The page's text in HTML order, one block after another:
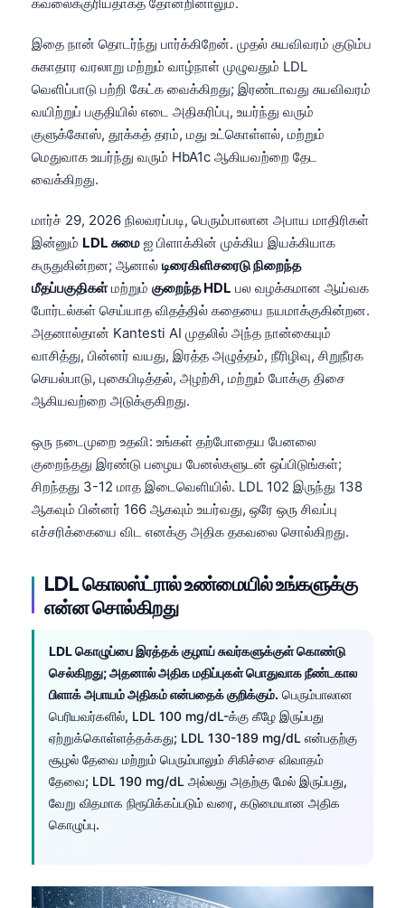
இதை நான் தொடர்ந்து பார்க்கிறேன். முதல் சுயவிவரம் குடும்ப
சுகாதார வரலாறு மற்றும் வாழ்நாள் முழுவதும் LDL
வெளிப்பாடு பற்றி கேட்க வைக்கிறது; இரண்டாவது சுயவிவரம்
வயிற்றுப் பகுதியில் எடை அதிகரிப்பு, உயர்ந்து வரும்
குளுக்கோஸ், தூக்கத் தரம், மது உட்கொள்ளல், மற்றும்
மெதுவாக உயர்ந்து வரும் HbA1c ஆகியவற்றை தேட
வைக்கிறது.
மார்ச் 29, 2026 நிலவரப்படி, பெரும்பாலான அபாய மாதிரிகள்
இன்னும் LDL சுமை ஐ பிளாக்கின் முக்கிய இயக்கியாக
கருதுகின்றன; ஆனால் டிரைகிளிசரைடு நிறைந்த
மீதப்பகுதிகள்மற்றும் குறைந்த HDL பல வழக்கமான ஆய்வக
போர்டல்கள் செய்யாத விதத்தில் கதையை நயமாக்குகின்றன.
அதனால்தான் Kantesti AI முதலில் அந்த நான்கையும்
வாசித்து, பின்னர் வயது, இரத்த அழுத்தம், நீரிழிவு, சிறுநீரக
செயல்பாடு, புகைபிடித்தல், அழற்சி, மற்றும் போக்கு திசை
ஆகியவற்றை அடுக்குகிறது.
ஒரு நடைமுறை உதவி: உங்கள் தற்போதைய பேனலை
குறைந்தது இரண்டு பழைய பேனல்களுடன் ஒப்பிடுங்கள்;
சிறந்தது 3-12 மாத இடைவெளியில். LDL 102 இருந்து 138
ஆகவும் பின்னர் 166 ஆகவும் உயர்வது, ஒரே ஒரு சிவப்பு
எச்சரிக்கையை விட எனக்கு அதிக தகவலை சொல்கிறது.
LDL கொலஸ்ட்ரால் உண்மையில் உங்களுக்கு
என்ன சொல்கிறது
LDL கொழுப்பை இரத்தக் குழாய் சுவர்களுக்குள் கொண்டு
செல்கிறது; அதனால் அதிக மதிப்புகள் பொதுவாக நீண்டகால
பிளாக் அபாயம் அதிகம் என்பதைக் குறிக்கும். பெரும்பாலான
பெரியவர்களில், LDL 100 mg/dL-க்கு கீழே இருப்பது
ஏற்றுக்கொள்ளத்தக்கது; LDL 130-189 mg/dL என்பதற்கு
சூழல் தேவை மற்றும் பெரும்பாலும் சிகிச்சை விவாதம்
தேவை; LDL 190 mg/dL அல்லது அதற்கு மேல் இருப்பது,
வேறு விதமாக நிரூபிக்கப்படும் வரை, கடுமையான அதிக
கொழுப்பு.